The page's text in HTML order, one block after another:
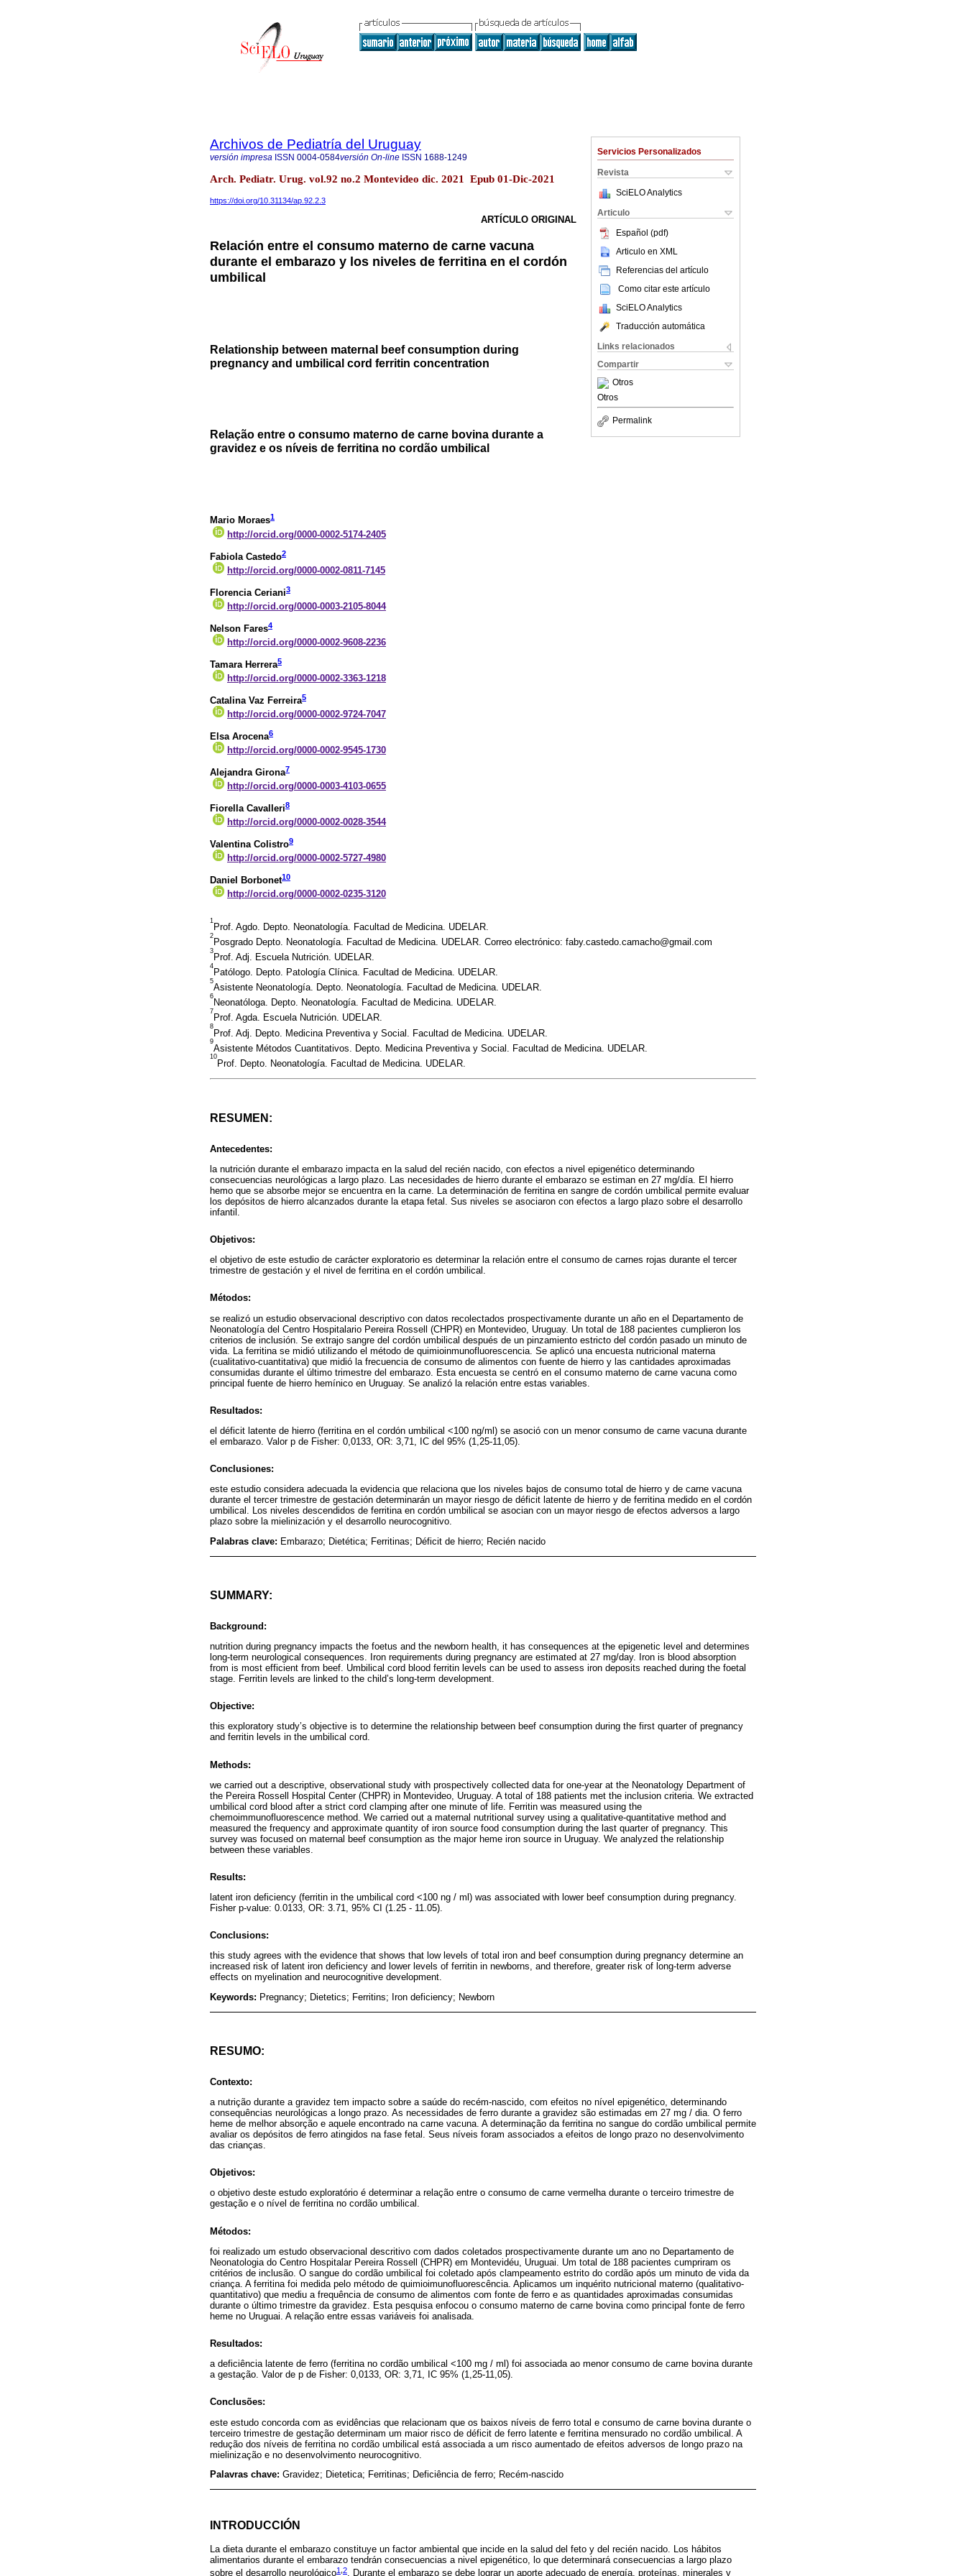
Servicios Personalizados
Revista
SciELO Analytics
Articulo
Español (pdf)
Articulo en XML
Referencias del artículo
Como citar este artículo
SciELO Analytics
Traducción automática
Links relacionados
Compartir
Otros
Otros
Permalink
Archivos de Pediatría del Uruguay
versión impresa ISSN 0004-0584versión On-line ISSN 1688-1249
Arch. Pediatr. Urug. vol.92 no.2 Montevideo dic. 2021 Epub 01-Dic-2021
https://doi.org/10.31134/ap.92.2.3
ARTÍCULO ORIGINAL
Relación entre el consumo materno de carne vacuna
durante el embarazo y los niveles de ferritina en el cordón
umbilical
Relationship between maternal beef consumption during
pregnancy and umbilical cord ferritin concentration
Relação entre o consumo materno de carne bovina durante a
gravidez e os níveis de ferritina no cordão umbilical
Mario Moraes1
http://orcid.org/0000-0002-5174-2405
Fabiola Castedo2
http://orcid.org/0000-0002-0811-7145
Florencia Ceriani3
http://orcid.org/0000-0003-2105-8044
Nelson Fares4
http://orcid.org/0000-0002-9608-2236
Tamara Herrera5
http://orcid.org/0000-0002-3363-1218
Catalina Vaz Ferreira5
http://orcid.org/0000-0002-9724-7047
Elsa Arocena6
http://orcid.org/0000-0002-9545-1730
Alejandra Girona7
http://orcid.org/0000-0003-4103-0655
Fiorella Cavalleri8
http://orcid.org/0000-0002-0028-3544
Valentina Colistro9
http://orcid.org/0000-0002-5727-4980
Daniel Borbonet10
http://orcid.org/0000-0002-0235-3120
1
Prof. Agdo. Depto. Neonatología. Facultad de Medicina. UDELAR.
2
Posgrado Depto. Neonatología. Facultad de Medicina. UDELAR. Correo electrónico: faby.castedo.camacho@gmail.com
3
Prof. Adj. Escuela Nutrición. UDELAR.
4
Patólogo. Depto. Patología Clínica. Facultad de Medicina. UDELAR.
5
Asistente Neonatología. Depto. Neonatología. Facultad de Medicina. UDELAR.
6
Neonatóloga. Depto. Neonatología. Facultad de Medicina. UDELAR.
7
Prof. Agda. Escuela Nutrición. UDELAR.
8
Prof. Adj. Depto. Medicina Preventiva y Social. Facultad de Medicina. UDELAR.
9
Asistente Métodos Cuantitativos. Depto. Medicina Preventiva y Social. Facultad de Medicina. UDELAR.
10
Prof. Depto. Neonatología. Facultad de Medicina. UDELAR.
RESUMEN:
Antecedentes:
la nutrición durante el embarazo impacta en la salud del recién nacido, con efectos a nivel epigenético determinando
consecuencias neurológicas a largo plazo. Las necesidades de hierro durante el embarazo se estiman en 27 mg/día. El hierro
hemo que se absorbe mejor se encuentra en la carne. La determinación de ferritina en sangre de cordón umbilical permite evaluar
los depósitos de hierro alcanzados durante la etapa fetal. Sus niveles se asociaron con efectos a largo plazo sobre el desarrollo
infantil.
Objetivos:
el objetivo de este estudio de carácter exploratorio es determinar la relación entre el consumo de carnes rojas durante el tercer
trimestre de gestación y el nivel de ferritina en el cordón umbilical.
Métodos:
se realizó un estudio observacional descriptivo con datos recolectados prospectivamente durante un año en el Departamento de
Neonatología del Centro Hospitalario Pereira Rossell (CHPR) en Montevideo, Uruguay. Un total de 188 pacientes cumplieron los
criterios de inclusión. Se extrajo sangre del cordón umbilical después de un pinzamiento estricto del cordón pasado un minuto de
vida. La ferritina se midió utilizando el método de quimioinmunofluorescencia. Se aplicó una encuesta nutricional materna
(cualitativo-cuantitativa) que midió la frecuencia de consumo de alimentos con fuente de hierro y las cantidades aproximadas
consumidas durante el último trimestre del embarazo. Esta encuesta se centró en el consumo materno de carne vacuna como
principal fuente de hierro hemínico en Uruguay. Se analizó la relación entre estas variables.
Resultados:
el déficit latente de hierro (ferritina en el cordón umbilical <100 ng/ml) se asoció con un menor consumo de carne vacuna durante
el embarazo. Valor p de Fisher: 0,0133, OR: 3,71, IC del 95% (1,25-11,05).
Conclusiones:
este estudio considera adecuada la evidencia que relaciona que los niveles bajos de consumo total de hierro y de carne vacuna
durante el tercer trimestre de gestación determinarán un mayor riesgo de déficit latente de hierro y de ferritina medido en el cordón
umbilical. Los niveles descendidos de ferritina en cordón umbilical se asocian con un mayor riesgo de efectos adversos a largo
plazo sobre la mielinización y el desarrollo neurocognitivo.
Palabras clave: Embarazo; Dietética; Ferritinas; Déficit de hierro; Recién nacido
SUMMARY:
Background:
nutrition during pregnancy impacts the foetus and the newborn health, it has consequences at the epigenetic level and determines
long-term neurological consequences. Iron requirements during pregnancy are estimated at 27 mg/day. Iron is blood absorption
from is most efficient from beef. Umbilical cord blood ferritin levels can be used to assess iron deposits reached during the foetal
stage. Ferritin levels are linked to the child’s long-term development.
Objective:
this exploratory study’s objective is to determine the relationship between beef consumption during the first quarter of pregnancy
and ferritin levels in the umbilical cord.
Methods:
we carried out a descriptive, observational study with prospectively collected data for one-year at the Neonatology Department of
the Pereira Rossell Hospital Center (CHPR) in Montevideo, Uruguay. A total of 188 patients met the inclusion criteria. We extracted
umbilical cord blood after a strict cord clamping after one minute of life. Ferritin was measured using the
chemoimmunofluorescence method. We carried out a maternal nutritional survey using a qualitative-quantitative method and
measured the frequency and approximate quantity of iron source food consumption during the last quarter of pregnancy. This
survey was focused on maternal beef consumption as the major heme iron source in Uruguay. We analyzed the relationship
between these variables.
Results:
latent iron deficiency (ferritin in the umbilical cord <100 ng / ml) was associated with lower beef consumption during pregnancy.
Fisher p-value: 0.0133, OR: 3.71, 95% CI (1.25 - 11.05).
Conclusions:
this study agrees with the evidence that shows that low levels of total iron and beef consumption during pregnancy determine an
increased risk of latent iron deficiency and lower levels of ferritin in newborns, and therefore, greater risk of long-term adverse
effects on myelination and neurocognitive development.
Keywords: Pregnancy; Dietetics; Ferritins; Iron deficiency; Newborn
RESUMO:
Contexto:
a nutrição durante a gravidez tem impacto sobre a saúde do recém-nascido, com efeitos no nível epigenético, determinando
consequências neurológicas a longo prazo. As necessidades de ferro durante a gravidez são estimadas em 27 mg / dia. O ferro
heme de melhor absorção e aquele encontrado na carne vacuna. A determinação da ferritina no sangue do cordão umbilical permite
avaliar os depósitos de ferro atingidos na fase fetal. Seus níveis foram associados a efeitos de longo prazo no desenvolvimento
das crianças.
Objetivos:
o objetivo deste estudo exploratório é determinar a relação entre o consumo de carne vermelha durante o terceiro trimestre de
gestação e o nível de ferritina no cordão umbilical.
Métodos:
foi realizado um estudo observacional descritivo com dados coletados prospectivamente durante um ano no Departamento de
Neonatologia do Centro Hospitalar Pereira Rossell (CHPR) em Montevidéu, Uruguai. Um total de 188 pacientes cumpriram os
critérios de inclusão. O sangue do cordão umbilical foi coletado após clampeamento estrito do cordão após um minuto de vida da
criança. A ferritina foi medida pelo método de quimioimunofluorescência. Aplicamos um inquérito nutricional materno (qualitativo-
quantitativo) que mediu a frequência de consumo de alimentos com fonte de ferro e as quantidades aproximadas consumidas
durante o último trimestre da gravidez. Esta pesquisa enfocou o consumo materno de carne bovina como principal fonte de ferro
heme no Uruguai. A relação entre essas variáveis foi analisada.
Resultados:
a deficiência latente de ferro (ferritina no cordão umbilical <100 mg / ml) foi associada ao menor consumo de carne bovina durante
a gestação. Valor de p de Fisher: 0,0133, OR: 3,71, IC 95% (1,25-11,05).
Conclusões:
este estudo concorda com as evidências que relacionam que os baixos níveis de ferro total e consumo de carne bovina durante o
terceiro trimestre de gestação determinam um maior risco de déficit de ferro latente e ferritina mensurado no cordão umbilical. A
redução dos níveis de ferritina no cordão umbilical está associada a um risco aumentado de efeitos adversos de longo prazo na
mielinização e no desenvolvimento neurocognitivo.
Palavras chave: Gravidez; Dietetica; Ferritinas; Deficiência de ferro; Recém-nascido
INTRODUCCIÓN
La dieta durante el embarazo constituye un factor ambiental que incide en la salud del feto y del recién nacido. Los hábitos
alimentarios durante el embarazo tendrán consecuencias a nivel epigenético, lo que determinará consecuencias a largo plazo
sobre el desarrollo neurológico1 2. Durante el embarazo se debe lograr un aporte adecuado de energía, proteínas, minerales y